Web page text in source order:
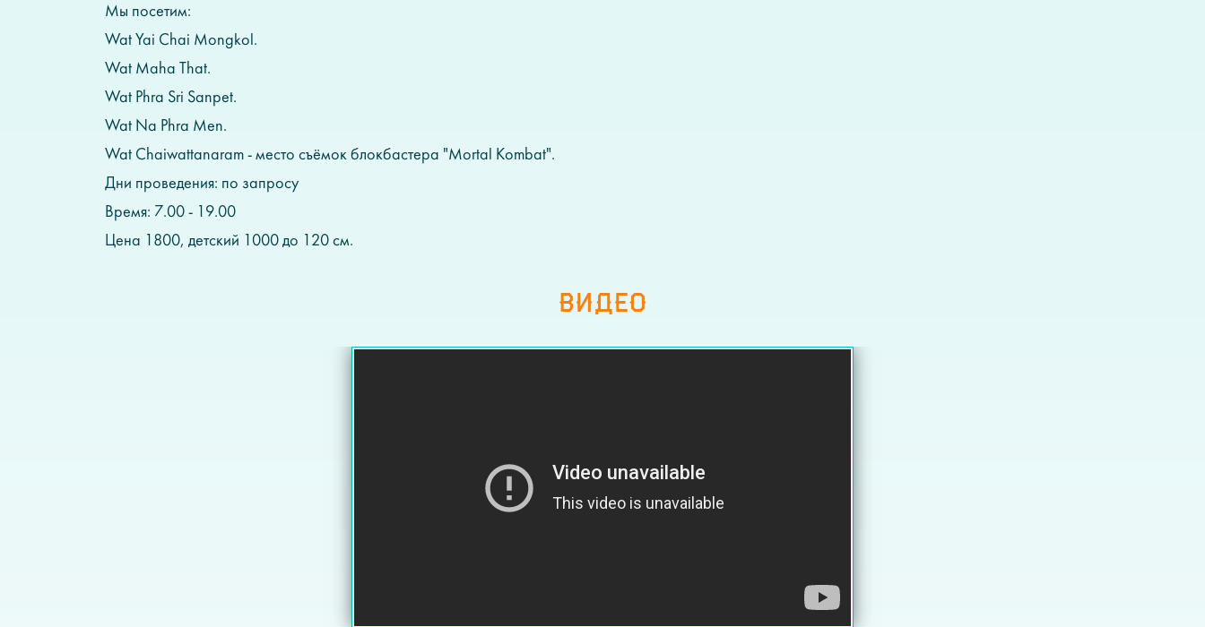
Мы посетим:
Wat Yai Chai Mongkol.
Wat Maha That.
Wat Phra Sri Sanpet.
Wat Na Phra Men.
Wat Chaiwattanaram - место съёмок блокбастера "Mortal Kombat".
Дни проведения: по запросу
Время: 7.00 - 19.00
Цена 1800, детский 1000 до 120 см.
ВИДЕО